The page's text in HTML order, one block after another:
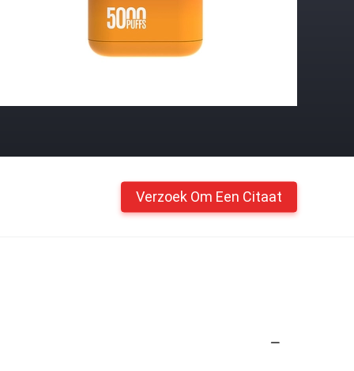
Verzoek Om Een Citaat